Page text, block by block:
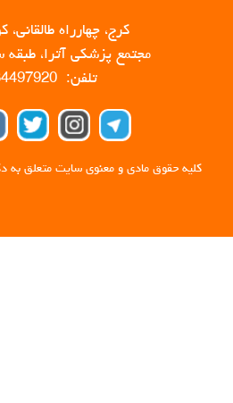
کرج، چهارراه طالقانی،
مجتمع پزشکی آترا، طبقه
تلفن: 02634497920
کلیه حقوق مادی و معنوی سایت متعلق به